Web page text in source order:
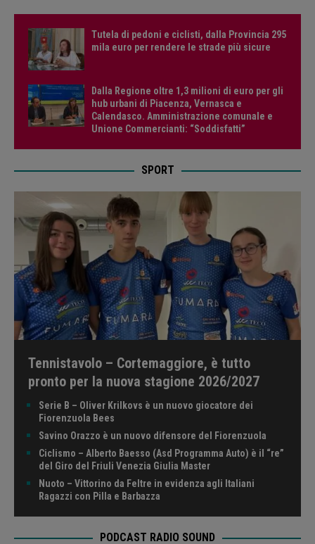
Tutela di pedoni e ciclisti, dalla Provincia 295
mila euro per rendere le strade più sicure
Dalla Regione oltre 1,3 milioni di euro per gli
hub urbani di Piacenza, Vernasca e
Calendasco. Amministrazione comunale e
Unione Commercianti: “Soddisfatti”
SPORT
Tennistavolo – Cortemaggiore, è tutto
pronto per la nuova stagione 2026/2027
Serie B – Oliver Krilkovs è un nuovo giocatore dei
Fiorenzuola Bees
Savino Orazzo è un nuovo difensore del Fiorenzuola
Ciclismo – Alberto Baesso (Asd Programma Auto) è il “re”
del Giro del Friuli Venezia Giulia Master
Nuoto – Vittorino da Feltre in evidenza agli Italiani
Ragazzi con Pilla e Barbazza
PODCAST RADIO SOUND